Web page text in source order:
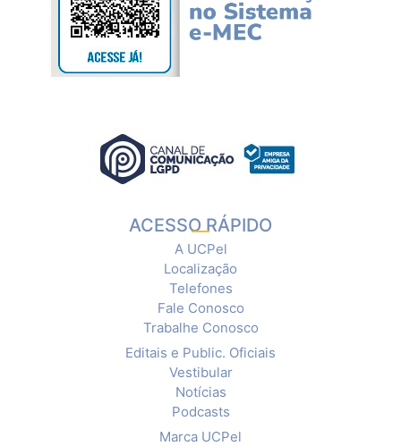
ACESSO RÁPIDO
A UCPel
Localização
Telefones
Fale Conosco
Trabalhe Conosco
Editais e Public. Oficiais
Vestibular
Notícias
Podcasts
Marca UCPel